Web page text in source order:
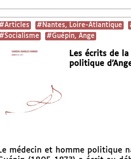
#Nantes, Loire-Atlantique
#Guépin, Ange
Les écrits de
politique
médecin et homme politique